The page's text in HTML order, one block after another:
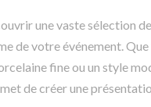
une vaste sélection
de votre événement.
fine ou un style
de créer une